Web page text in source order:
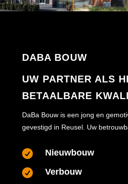
DABA BOUW
UW PARTNER ALS
BETAALBARE
DaBa Bouw is een jong en
gevestigd in Reusel. Uw
 Nieuwbouw
 Verbouw